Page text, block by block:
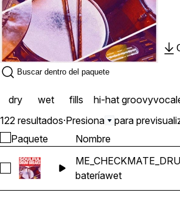
dry wet fills hi-hat groovy
122 resultados·Presiona para
Paquete
Nombre
Seleccionar
bateríawet